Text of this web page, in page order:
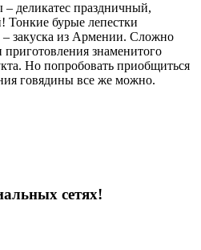
– деликатес праздничный,
Тонкие бурые лепестки
– закуска из Армении. Сложно
приготовления знаменитого
Но попробовать приобщиться
говядины все же можно.
сетях!